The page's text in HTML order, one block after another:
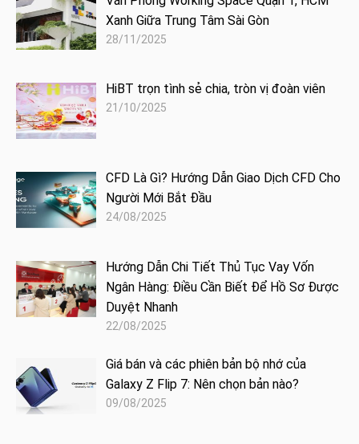
Xanh Giữa Trung Tâm Sài Gòn
28/11/2025
HiBT trọn tình sẻ chia, tròn vị đoàn viên
21/10/2025
CFD Là Gì? Hướng Dẫn Giao Dịch CFD Cho
Người Mới Bắt Đầu
24/08/2025
Hướng Dẫn Chi Tiết Thủ Tục Vay Vốn
Ngân Hàng: Điều Cần Biết Để Hồ Sơ Được
Duyệt Nhanh
22/08/2025
Giá bán và các phiên bản bộ nhớ của
Galaxy Z Flip 7: Nên chọn bản nào?
09/08/2025